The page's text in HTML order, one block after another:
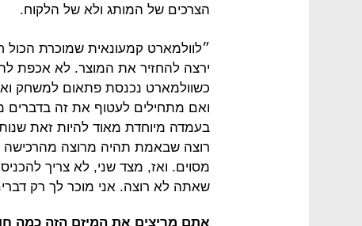
הצרכים של המותג ולא של הלקוח.
״לוולמארט קמעונאית שמוכרת
ירצה להחזיר את המוצר. לא אכפת
כשוולמארט נכנסת פתאום למשחק
ואם מתחילים לעטוף את זה בדברים
בעמדה מיוחדת מאוד להיות זאת
רוצה שבאמת תהיה מרוצה
מסוים. ואז, מצד שני, לא צריך
שאתה לא רוצה. אני מוכר לך רק
אתם מריצים את המיזם הזה כמה